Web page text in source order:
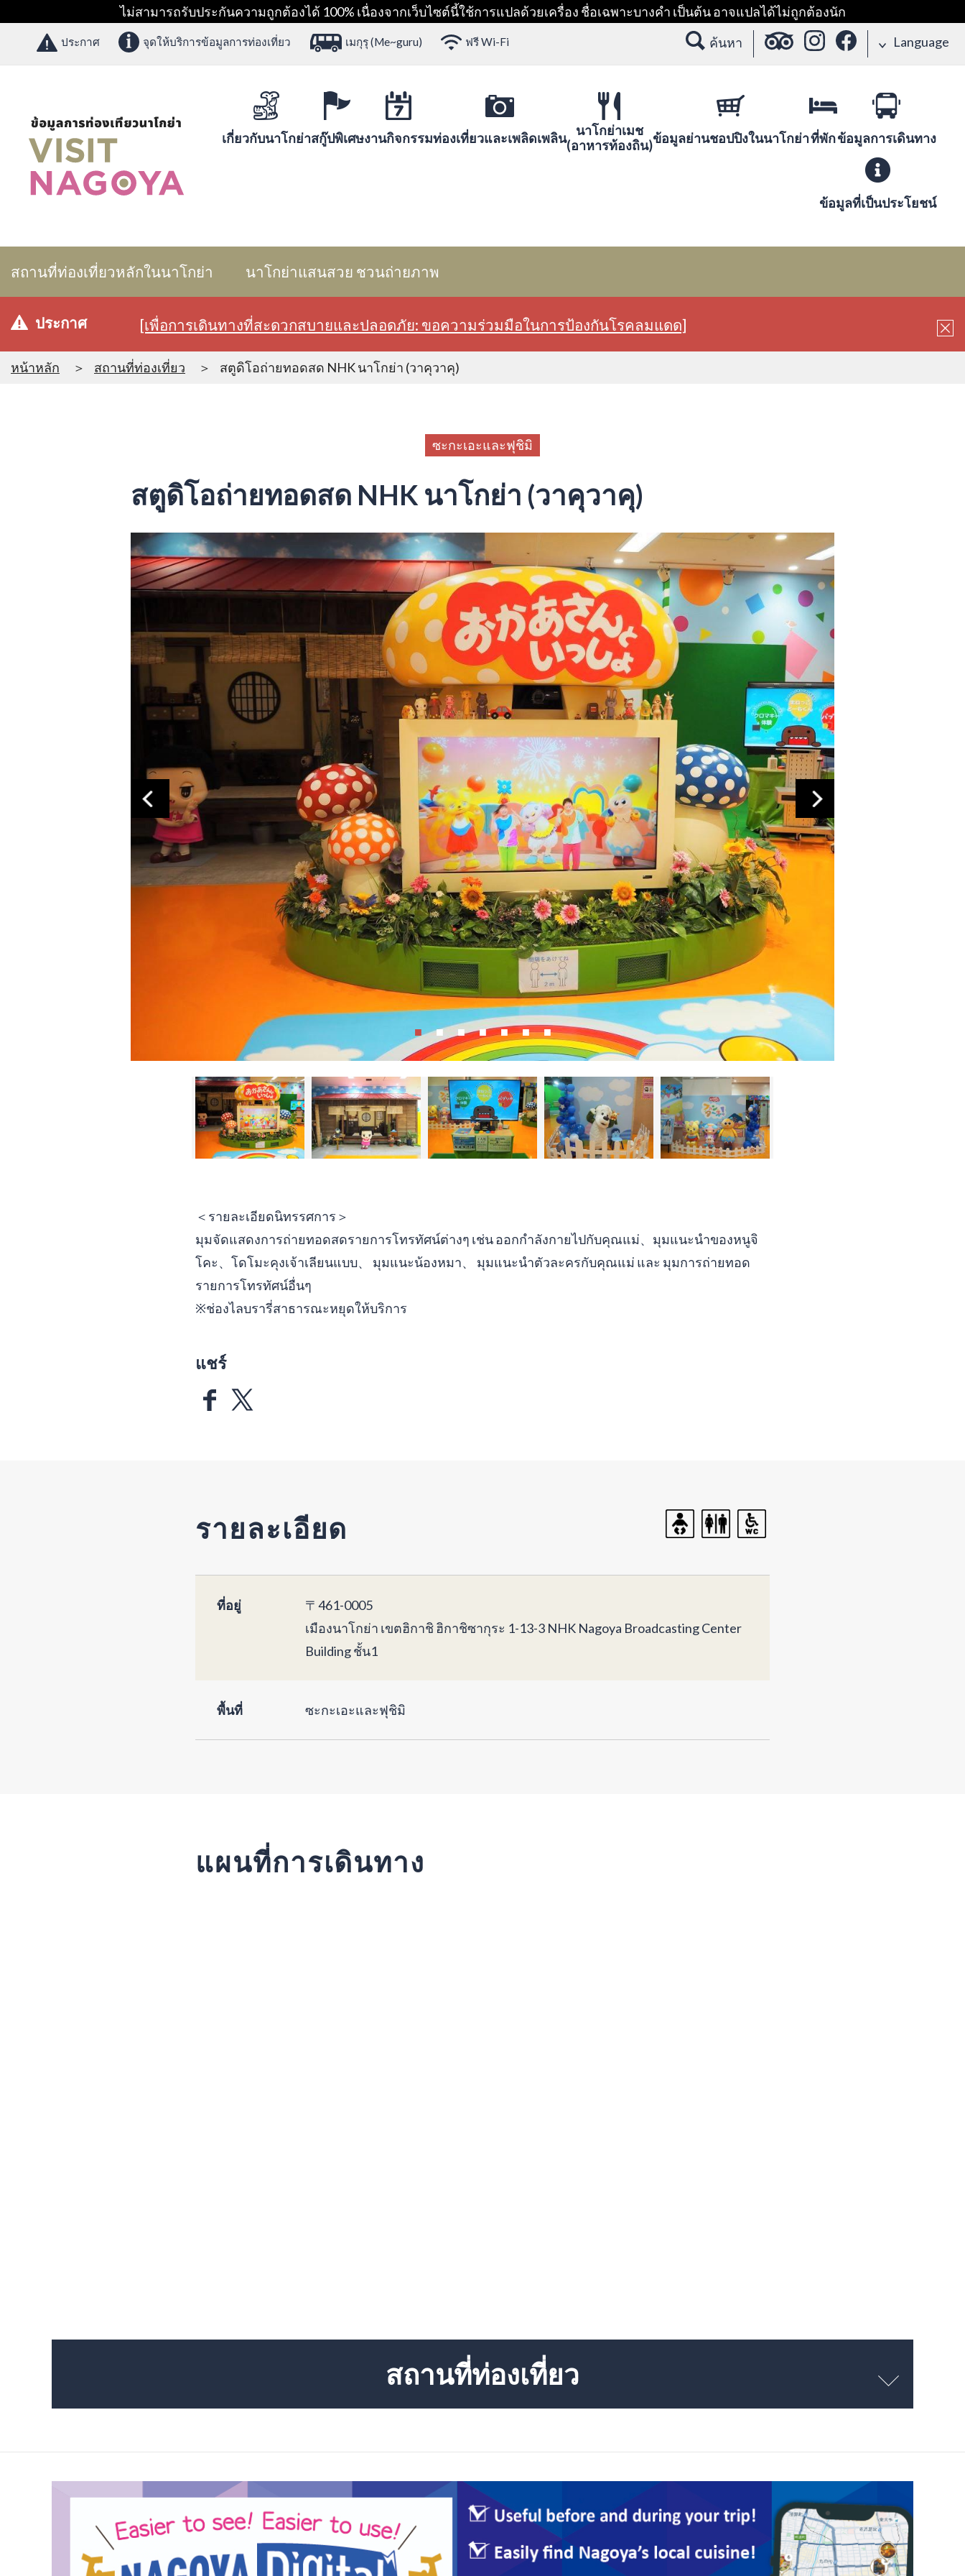
ไม่สามารถรับประกันความถูกต้องได้ 100% เนื่องจากเว็บไซต์นี้ใช้การแปลด้วยเครื่อง ชื่อเฉพาะบางคำ เป็นต้น อาจแปลได้ไม่ถูกต้องนัก
ประกาศ จุดให้บริการข้อมูลการท่องเที่ยว เมกุรุ (Me~guru) ฟรี Wi-Fi ค้นหา Language
เกี่ยวกับนาโกย่าสกู๊ปพิเศษงานกิจกรรมท่องเที่ยวและเพลิดเพลิน
นาโกย่าเมช
(อาหารท้องถิน)ข้อมูลย่านชอปปิงในนาโกย่าที่พักข้อมูลการเดินทาง
ข้อมูลที่เป็นประโยชน์
สถานที่ท่องเที่ยวหลักในนาโกย่า นาโกย่าแสนสวย ชวนถ่ายภาพ
ประกาศ [เพื่อการเดินทางที่สะดวกสบายและปลอดภัย: ขอความร่วมมือในการป้องกันโรคลมแดด]
หน้าหลัก สถานที่ท่องเที่ยว สตูดิโอถ่ายทอดสด NHK นาโกย่า (วาคุวาคุ)
ซะกะเอะและฟุชิมิ
สตูดิโอถ่ายทอดสด NHK นาโกย่า (วาคุวาคุ)
＜รายละเอียดนิทรรศการ＞
มุมจัดแสดงการถ่ายทอดสดรายการโทรทัศน์ต่างๆ เช่น ออกกำลังกายไปกับคุณแม่、มุมแนะนำของหนูจิ
โคะ、โดโมะคุงเจ้าเลียนแบบ、 มุมแนะน้องหมา、 มุมแนะนำตัวละครกับคุณแม่ และ มุมการถ่ายทอด
รายการโทรทัศน์อื่นๆ
※ช่องไลบรารี่สาธารณะหยุดให้บริการ
แชร์
รายละเอียด
ที่อยู่
〒461-0005
เมืองนาโกย่า เขตฮิกาชิ ฮิกาชิซากุระ 1-13-3 NHK Nagoya Broadcasting Center
Building ชั้น1
พื้นที่ ซะกะเอะและฟุชิมิ
แผนที่การเดินทาง
สถานที่ท่องเที่ยว